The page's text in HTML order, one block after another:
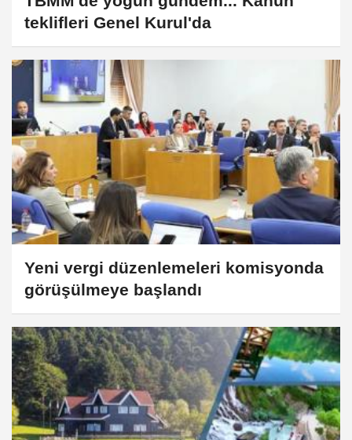
teklifleri Genel Kurul'da
Yeni vergi düzenlemeleri komisyonda
görüşülmeye başlandı